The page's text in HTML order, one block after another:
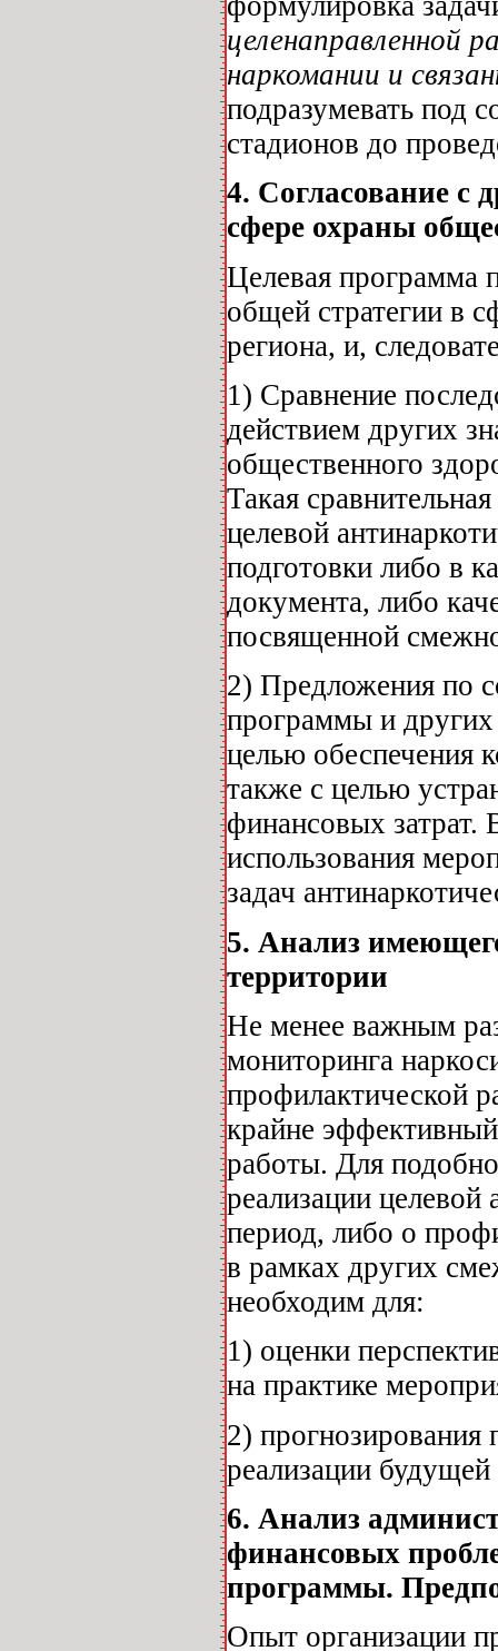
целенаправленной
наркомании и
подразумевать под
стадионов до
4. Согласование с
сфере охраны
Целевая программа
общей стратегии в
региона, и,
1) Сравнение
действием других
общественного
Такая
целевой
подготовки либо в
документа, либо
посвященной
2) Предложения по
программы и
целью обеспечения
также с целью
финансовых затрат.
использования
задач
5. Анализ
территории
Не менее важным
мониторинга
профилактической
крайне
работы. Для
реализации
период, либо о
в рамках других
необходим для:
1) оценки
на практике
2) прогнозирования
реализации
6. Анализ
финансовых
программы.
Опыт организации